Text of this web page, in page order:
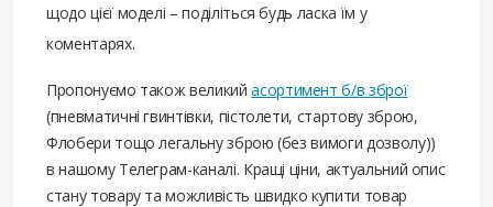
щодо цієї моделі – поділіться будь ласка їм у
коментарях.
Пропонуємо також великийасортимент б/в зброї
(пневматичні гвинтівки, пістолети, стартову зброю,
Флобери тощо легальну зброю (без вимоги дозволу))
в нашому Телеграм-каналі. Кращі ціни, актуальний опис
стану товару та можливість швидко купити товар